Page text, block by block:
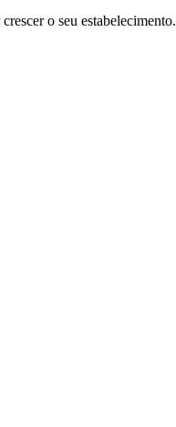
o seu estabelecimento.